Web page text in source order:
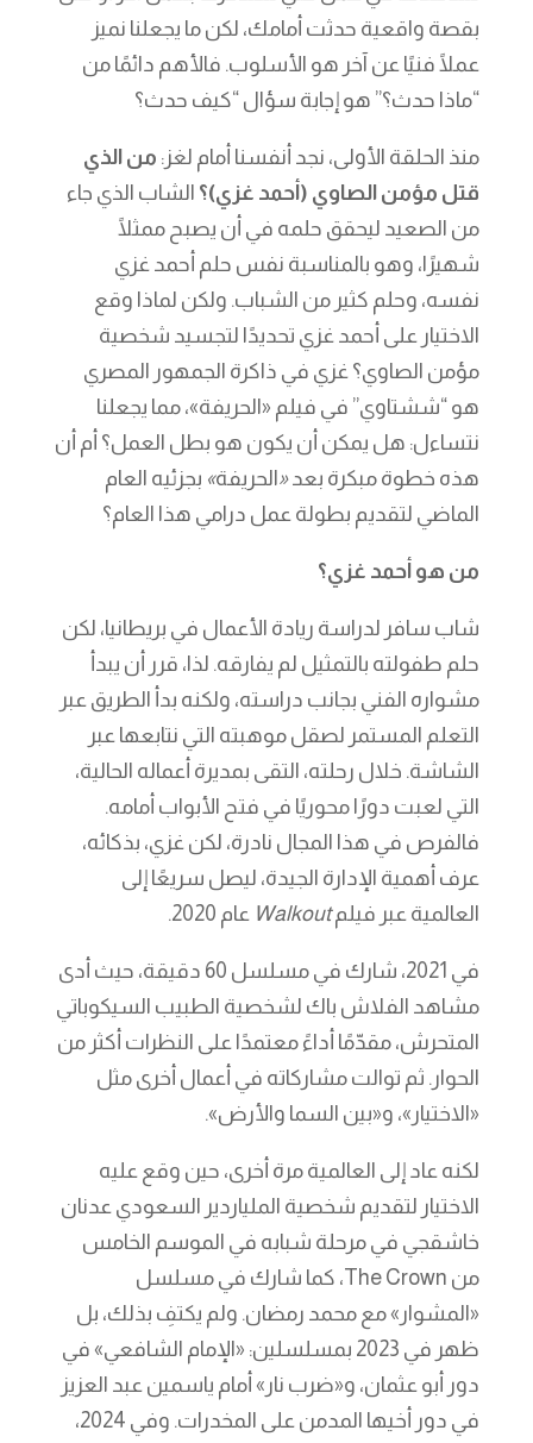
بقصة واقعية حدثت أمامك، لكن ما يجعلنا نميز
عملًا فنيًا عن آخر هو الأسلوب. فالأهم دائمًا من
“ماذا حدث؟” هو إجابة سؤال “كيف حدث؟
منذ الحلقة الأولى، نجد أنفسنا أمام لغز: من الذي
قتل مؤمن الصاوي (أحمد غزي)؟ الشاب الذي جاء
من الصعيد ليحقق حلمه في أن يصبح ممثلًا
شهيرًا، وهو بالمناسبة نفس حلم أحمد غزي
نفسه، وحلم كثير من الشباب. ولكن لماذا وقع
الاختيار على أحمد غزي تحديدًا لتجسيد شخصية
مؤمن الصاوي؟ غزي في ذاكرة الجمهور المصري
هو “ششتاوي” في فيلم «الحريفة»، مما يجعلنا
نتساءل: هل يمكن أن يكون هو بطل العمل؟ أم أن
هذه خطوة مبكرة بعد«الحريفة» بجزئيه العام
الماضي لتقديم بطولة عمل درامي هذا العام؟
من هو أحمد غزي؟
شاب سافر لدراسة ريادة الأعمال في بريطانيا، لكن
حلم طفولته بالتمثيل لم يفارقه. لذا، قرر أن يبدأ
مشواره الفني بجانب دراسته، ولكنه بدأ الطريق عبر
التعلم المستمر لصقل موهبته التي نتابعها عبر
الشاشة. خلال رحلته، التقى بمديرة أعماله الحالية،
التي لعبت دورًا محوريًا في فتح الأبواب أمامه.
فالفرص في هذا المجال نادرة، لكن غزي، بذكائه،
عرف أهمية الإدارة الجيدة، ليصل سريعًا إلى
العالمية عبر فيلمWalkout عام 2020.
في 2021، شارك في مسلسل 60 دقيقة، حيث أدى
مشاهد الفلاش باك لشخصية الطبيب السيكوباتي
المتحرش، مقدّمًا أداءً معتمدًا على النظرات أكثر من
الحوار. ثم توالت مشاركاته في أعمال أخرى مثل
«الاختيار»، و«بين السما والأرض».
لكنه عاد إلى العالمية مرة أخرى، حين وقع عليه
الاختيار لتقديم شخصية الملياردير السعودي عدنان
خاشقجي في مرحلة شبابه في الموسم الخامس
من The Crown، كما شارك في مسلسل
«المشوار» مع محمد رمضان. ولم يكتفِ بذلك، بل
ظهر في 2023 بمسلسلين: «الإمام الشافعي» في
دور أبو عثمان، و«ضرب نار» أمام ياسمين عبد العزيز
في دور أخيها المدمن على المخدرات. وفي 2024،